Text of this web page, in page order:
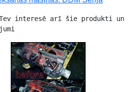
interesē arī šie produkti un